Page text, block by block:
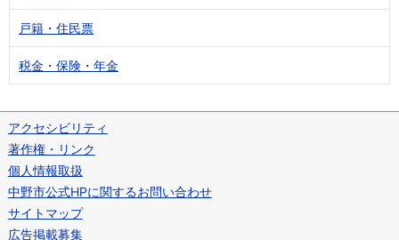
戸籍・住民票
税金・保険・年金
アクセシビリティ
著作権・リンク
個人情報取扱
中野市公式HPに関するお問い合わせ
サイトマップ
広告掲載募集